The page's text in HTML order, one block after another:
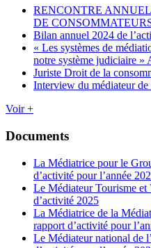
RENCONTRE
DE
Bilan annuel 2024 de
« Les systèmes de
notre système judiciaire »
Juriste Droit de la
Interview du médiateur
Voir +
Documents
La Médiatrice pour le
d’activité pour l’année
Le Médiateur Tourisme et
d’activité 2025
La Médiatrice de la
rapport d’activité pour
Le Médiateur national de